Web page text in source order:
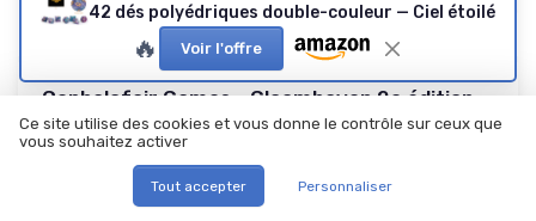
Cephalofair Games - Gloomhaven 2e édition -
Jeu de société -...
Le gros jeu de campagne qui demande de la motivation (et de
★★★★★
★★★★★
42 dés polyédriques double-couleur — Ciel étoilé
🔥 Voir l'offre
Ce site utilise des cookies et vous donne le contrôle sur ceux que
vous souhaitez activer
Tout accepter Personnaliser